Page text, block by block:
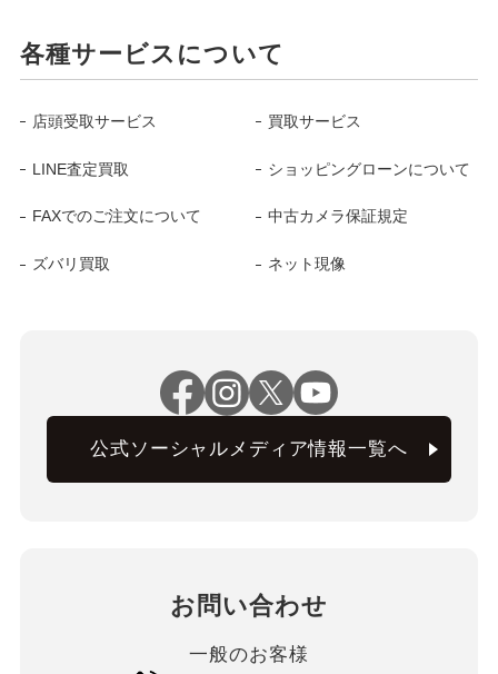
各種サービスについて
店頭受取サービス 買取サービス
LINE査定買取 ショッピングローンについて
FAXでのご注文について 中古カメラ保証規定
ズバリ買取 ネット現像
公式ソーシャルメディア情報一覧へ
お問い合わせ
一般のお客様